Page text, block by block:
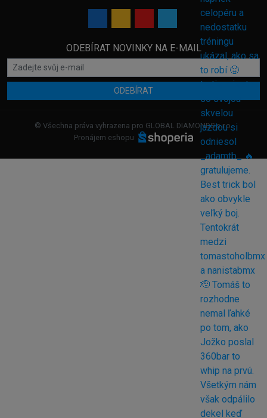
ODEBÍRAT NOVINKY NA E-MAIL
ODEBÍRAT
© Všechna práva vyhrazena pro GLOBAL DIAMONDS s.r.o.
Pronájem eshopu